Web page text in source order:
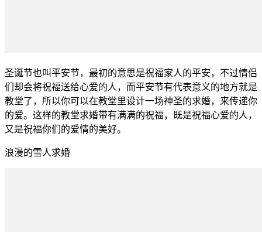
圣诞节也叫平安节，最初的意思是祝福家人的平安，不过情侣
们却会将祝福送给心爱的人，而平安节有代表意义的地方就是
教堂了，所以你可以在教堂里设计一场神圣的求婚，来传递你
的爱。这样的教堂求婚带有满满的祝福，既是祝福心爱的人，
又是祝福你们的爱情的美好。
浪漫的雪人求婚